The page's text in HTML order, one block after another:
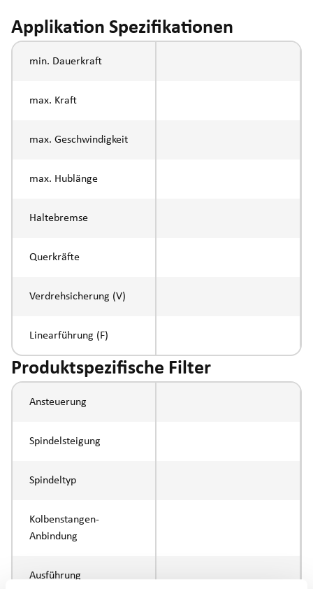
Applikation Spezifikationen
min. Dauerkraft
max. Kraft
max. Geschwindigkeit
max. Hublänge
Haltebremse
Querkräfte
Verdrehsicherung (V)
Linearführung (F)
Produktspezifische Filter
Ansteuerung
Spindelsteigung
Spindeltyp
Kolbenstangen-
Anbindung
Ausführung